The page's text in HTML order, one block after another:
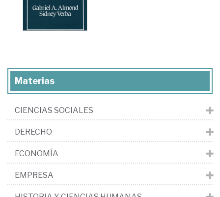
Materias
CIENCIAS SOCIALES
DERECHO
ECONOMÍA
EMPRESA